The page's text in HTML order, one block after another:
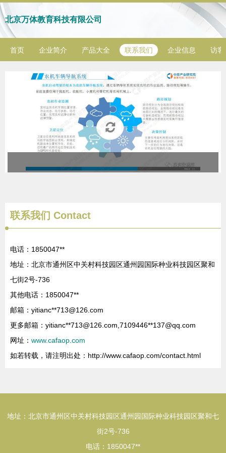
北京万体教育科技有限公司
首页 企业简介 产品大全 联系我们 企业信息 访客
联系我们 Contact
电话：1850047**
地址：北京市通州区中关村科技园区通州园国际种业科技园区聚和
七街2号-736
其他电话：1850047**
邮箱：yitianc**713@126.com
更多邮箱：yitianc**713@126.com ,7109446**137@qq.com
网址： www.cafaop.com
如若转载，请注明出处：http://www.cafaop.com/contact.html
地址：北京市通州区中关村科技园区通州园国际种业科技园区聚和七
街2号-736
电话：1850047**